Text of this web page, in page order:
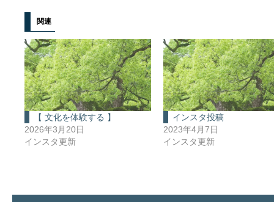
関連
【 文化を体験する 】
2026年3月20日
インスタ更新
インスタ投稿
2023年4月7日
インスタ更新